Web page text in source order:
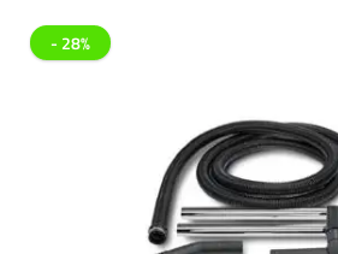
- 28%